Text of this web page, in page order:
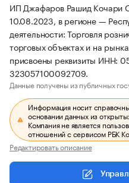
ИП Джафаров Рашид Кочари
10.08.2023, в регионе —
деятельности: Торговля
торговых объектах и на
присвоены реквизиты ИНН:
323057100092709.
Данные получены из публичных
Информация носит
основании данных из
Компания не является
отношений с сервисом РБК
Редактировать описание